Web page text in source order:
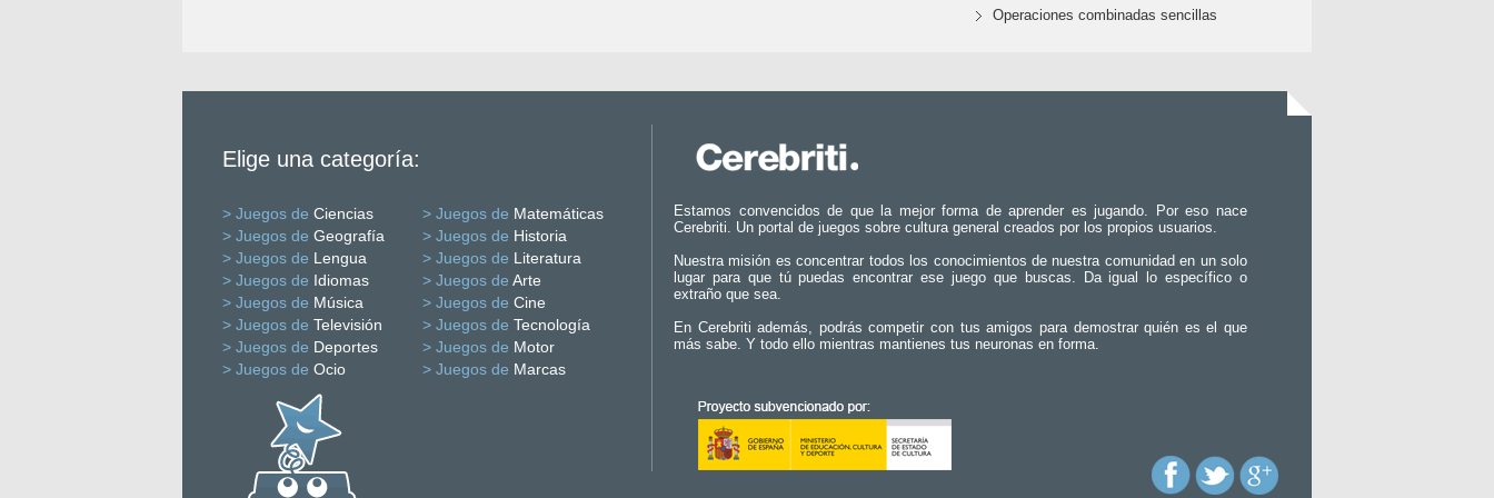
Operaciones combinadas sencillas
Elige una categoría:
> Juegos de Ciencias > Juegos de Matemáticas
> Juegos de Geografía > Juegos de Historia
> Juegos de Lengua > Juegos de Literatura
> Juegos de Idiomas > Juegos de Arte
> Juegos de Música > Juegos de Cine
> Juegos de Televisión > Juegos de Tecnología
> Juegos de Deportes > Juegos de Motor
> Juegos de Ocio > Juegos de Marcas
Estamos convencidos de que la mejor forma de aprender es jugando. Por eso nace
Cerebriti. Un portal de juegos sobre cultura general creados por los propios usuarios.
Nuestra misión es concentrar todos los conocimientos de nuestra comunidad en un solo
lugar para que tú puedas encontrar ese juego que buscas. Da igual lo específico o
extraño que sea.
En Cerebriti además, podrás competir con tus amigos para demostrar quién es el que
más sabe. Y todo ello mientras mantienes tus neuronas en forma.